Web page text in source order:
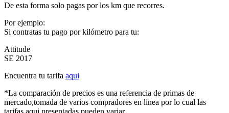
De esta forma solo pagas por los km que recorres.
Por ejemplo:
Si contratas tu pago por kilómetro para tu:
Attitude
SE 2017
Encuentra tu tarifa aqui
*La comparación de precios es una referencia de primas de
mercado,tomada de varios compradores en línea por lo cual las
tarifas aqui presentadas pueden variar.